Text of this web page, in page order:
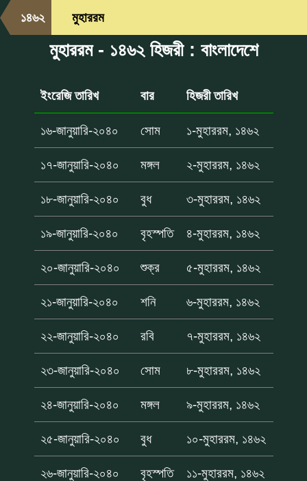
১৪৬২ মুহাররম
মুহাররম - ১৪৬২ হিজরী : বাংলাদেশে
ইংরেজি তারিখ বার হিজরী তারিখ
১৬-জানুয়ারি-২০৪০ সোম ১-মুহাররম, ১৪৬২
১৭-জানুয়ারি-২০৪০ মঙ্গল ২-মুহাররম, ১৪৬২
১৮-জানুয়ারি-২০৪০ বুধ ৩-মুহাররম, ১৪৬২
১৯-জানুয়ারি-২০৪০ বৃহস্পতি ৪-মুহাররম, ১৪৬২
২০-জানুয়ারি-২০৪০ শুক্র ৫-মুহাররম, ১৪৬২
২১-জানুয়ারি-২০৪০ শনি ৬-মুহাররম, ১৪৬২
২২-জানুয়ারি-২০৪০ রবি ৭-মুহাররম, ১৪৬২
২৩-জানুয়ারি-২০৪০ সোম ৮-মুহাররম, ১৪৬২
২৪-জানুয়ারি-২০৪০ মঙ্গল ৯-মুহাররম, ১৪৬২
২৫-জানুয়ারি-২০৪০ বুধ ১০-মুহাররম, ১৪৬২
২৬-জানুয়ারি-২০৪০ বৃহস্পতি ১১-মুহাররম, ১৪৬২